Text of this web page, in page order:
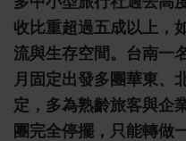
收比重超過五成以上，
流與生存空間。台南一
月固定出發多團華東、
定，多為熟齡旅客與企
團完全停擺，只能轉做